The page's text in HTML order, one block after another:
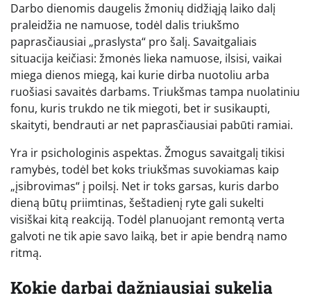
Darbo dienomis daugelis žmonių didžiąją laiko dalį
praleidžia ne namuose, todėl dalis triukšmo
paprasčiausiai „praslysta“ pro šalį. Savaitgaliais
situacija keičiasi: žmonės lieka namuose, ilsisi, vaikai
miega dienos miegą, kai kurie dirba nuotoliu arba
ruošiasi savaitės darbams. Triukšmas tampa nuolatiniu
fonu, kuris trukdo ne tik miegoti, bet ir susikaupti,
skaityti, bendrauti ar net paprasčiausiai pabūti ramiai.
Yra ir psichologinis aspektas. Žmogus savaitgalį tikisi
ramybės, todėl bet koks triukšmas suvokiamas kaip
„įsibrovimas“ į poilsį. Net ir toks garsas, kuris darbo
dieną būtų priimtinas, šeštadienį ryte gali sukelti
visiškai kitą reakciją. Todėl planuojant remontą verta
galvoti ne tik apie savo laiką, bet ir apie bendrą namo
ritmą.
Kokie darbai dažniausiai sukelia